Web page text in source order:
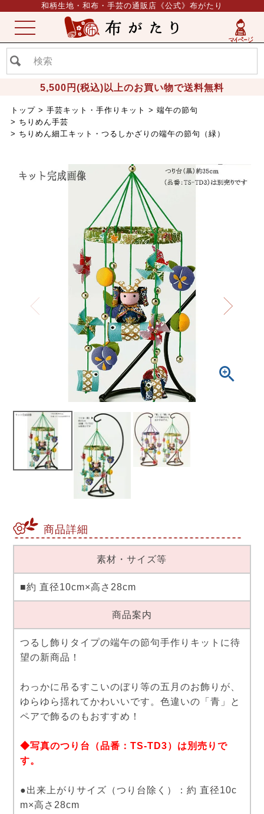
和柄生地・和布・手芸の通販店《公式》布がたり
5,500円(税込)以上のお買い物で送料無料
ME
NU
トップ 手芸キット・手作りキット
端午の節句
ちりめん手芸
ちりめん細工キット・つるしかざりの端午の節句（緑）
商品詳細
素材・サイズ等
■約 直径10cm×高さ28cm
商品案内
つるし飾りタイプの端午の節句手作りキットに待
望の新商品！
わっかに吊るすこいのぼり等の五月のお飾りが、
ゆらゆら揺れてかわいいです。色違いの「青」と
ペアで飾るのもおすすめ！
◆写真のつり台（品番：TS-TD3）は別売りで
す。
●出来上がりサイズ（つり台除く）：約 直径10c
m×高さ28cm